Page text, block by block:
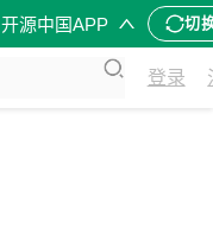
开源中国APP 切
登录